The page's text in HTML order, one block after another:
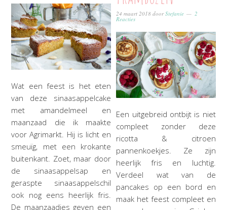
Wat een feest is het eten
van deze sinaasappelcake
met amandelmeel en
maanzaad die ik maakte
voor Agrimarkt. Hij is licht en
smeuïg, met een krokante
buitenkant. Zoet, maar door
de sinaasappelsap en
geraspte sinaasappelschil
ook nog eens heerlijk fris.
De maanzaadjes geven een
24 maart 2018 doorStefanie 2
Reacties
Een uitgebreid ontbijt is niet
compleet zonder deze
ricotta & citroen
pannenkoekjes. Ze zijn
heerlijk fris en luchtig.
Verdeel wat van de
pancakes op een bord en
maak het feest compleet en